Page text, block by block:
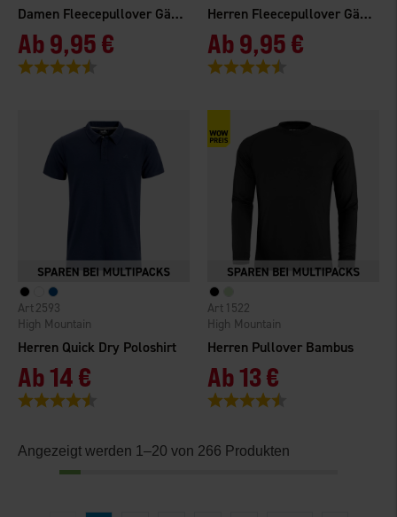
Damen Fleecepullover Gällö
Ab9,95 €
Bewertung:
Herren Fleecepullover Gällö
Ab9,95 €
Bewertung:
Herren Quick Dry Poloshirt
High Mountain
2593
Ab14 €
Bewertung:
Herren Pullover Bambus
High Mountain
1522
Ab13 €
Bewertung:
Angezeigt werden 1–20 von 266 Produkten